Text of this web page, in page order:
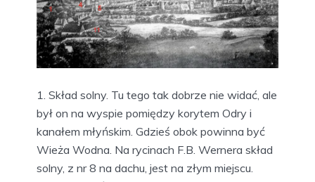
1. Skład solny. Tu tego tak dobrze nie widać, ale
był on na wyspie pomiędzy korytem Odry i
kanałem młyńskim. Gdzieś obok powinna być
Wieża Wodna. Na rycinach F.B. Wernera skład
solny, z nr 8 na dachu, jest na złym miejscu.